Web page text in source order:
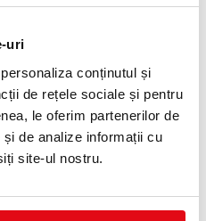
uri
conținutul și
de rețele sociale și pentru
le oferim partenerilor de
de analize informații cu
site-ul nostru.
Banda magnetica autoadeziva
Durafix Rail 210 mm negru 5
buc/set Durable
61,80 lei
(pret cu TVA)